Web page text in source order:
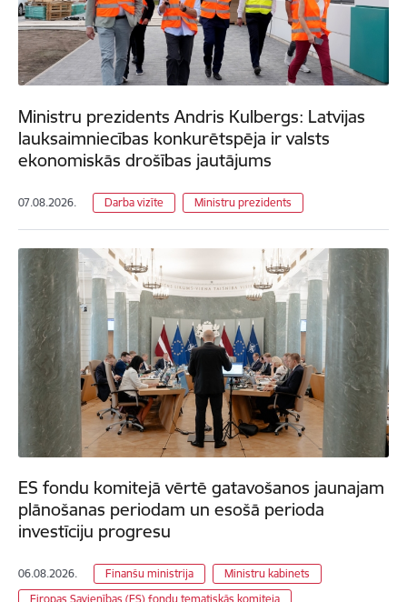
Ministru prezidents Andris Kulbergs: Latvijas
lauksaimniecības konkurētspēja ir valsts
ekonomiskās drošības jautājums
07.08.2026. Darba vizīte Ministru prezidents
ES fondu komitejā vērtē gatavošanos jaunajam
plānošanas periodam un esošā perioda
investīciju progresu
06.08.2026. Finanšu ministrija
Ministru kabinets
Eiropas Savienības (ES) fondu tematiskās komiteja